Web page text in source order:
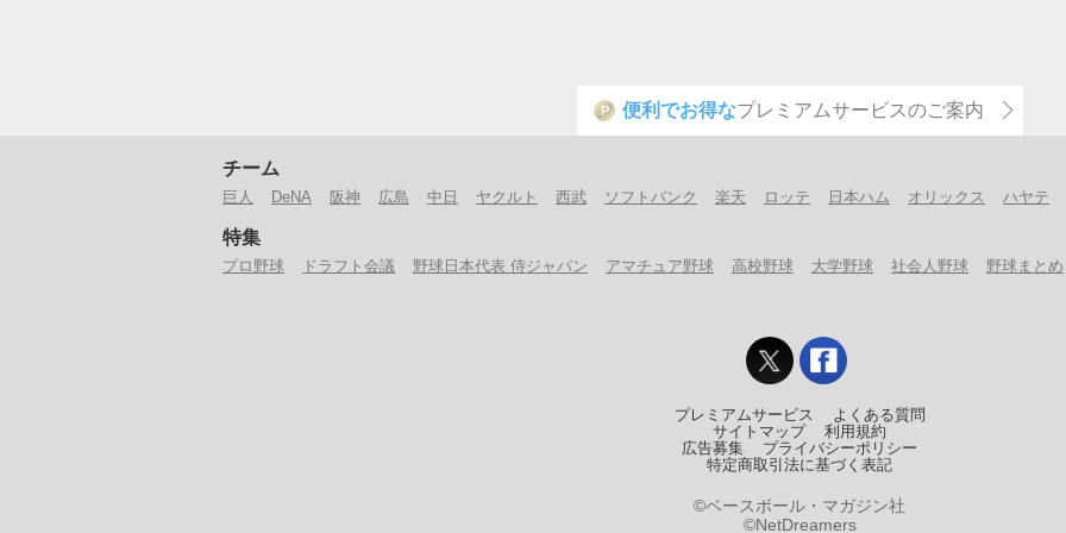
P 便利でお得なプレミアムサービスのご案内
チーム
巨人 DeNA 阪神 広島 中日 ヤクルト 西武 ソフトバンク 楽天 ロッテ 日本ハム オリックス ハヤテ
特集
プロ野球 ドラフト会議 野球日本代表 侍ジャパン アマチュア野球 高校野球 大学野球 社会人野球 野球まとめ
プレミアムサービス
よくある質問
サイトマップ
利用規約
広告募集
プライバシーポリシー
特定商取引法に基づく表記
©ベースボール・マガジン社
©NetDreamers